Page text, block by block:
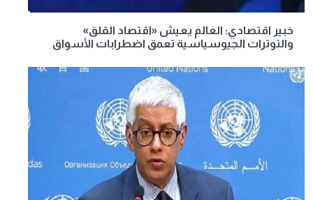
خبير اقتصادي: العالم يعيش «اقتصاد القلق»
والتوترات الجيوسياسية تعمق اضطرابات الأسواق